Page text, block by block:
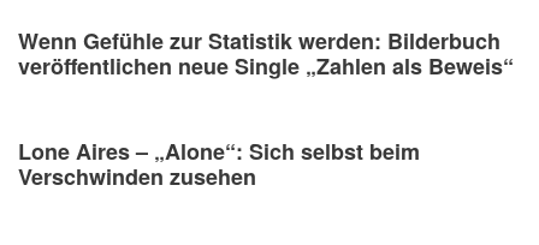
Wenn Gefühle zur Statistik werden: Bilderbuch
veröffentlichen neue Single „Zahlen als Beweis“
Lone Aires – „Alone“: Sich selbst beim
Verschwinden zusehen